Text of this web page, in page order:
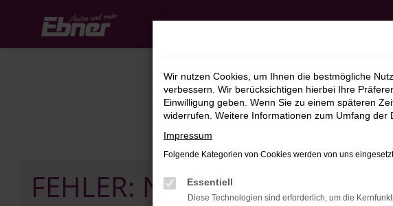
Hauptinhalt
springen
FEHLER: NETWORK ERROR
Wir nutzen Cookies, um Ihnen die bestmögliche
verbessern. Wir berücksichtigen hierbei Ihre
Einwilligung geben. Wenn Sie zu einem späteren
widerrufen. Weitere Informationen zum Umfang der
Impressum
Folgende Kategorien von Cookies werden von uns
Essentiell
Diese Technologien sind erforderlich, um die